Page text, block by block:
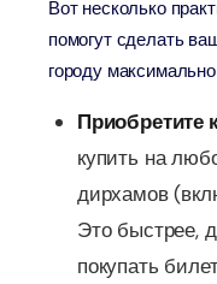
Вот несколько
помогут сделать
городу
Приобретите
купить на
дирхамов
Это быстрее,
покупать